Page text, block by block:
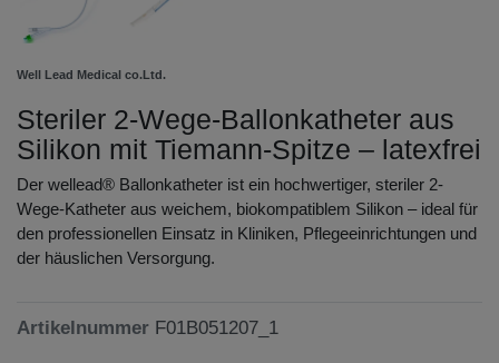
Well Lead Medical co.Ltd.
Steriler 2-Wege-Ballonkatheter aus
Silikon mit Tiemann-Spitze – latexfrei
Der wellead® Ballonkatheter ist ein hochwertiger, steriler 2-
Wege-Katheter aus weichem, biokompatiblem Silikon – ideal für
den professionellen Einsatz in Kliniken, Pflegeeinrichtungen und
der häuslichen Versorgung.
Artikelnummer F01B051207_1